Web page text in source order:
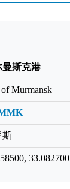
曼斯克港
Murmansk
斯
33.082700